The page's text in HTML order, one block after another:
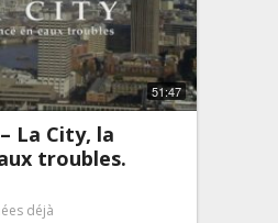
51:47
La City, la
troubles.
déjà